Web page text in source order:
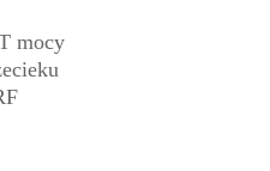
mocy